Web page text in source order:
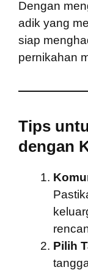
Dengan
adik yang
siap
pernikahan
Tips
dengan
Pilih